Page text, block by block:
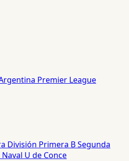
Premier League
División Primera BSegunda
Naval U de Conce